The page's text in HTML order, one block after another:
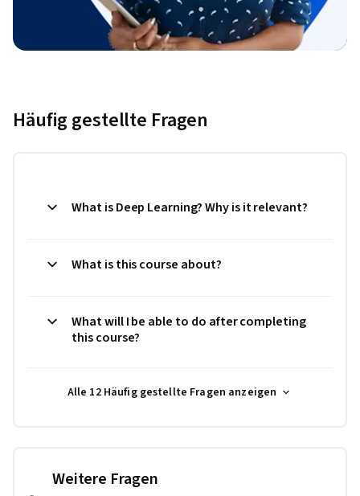
Häufig gestellte Fragen
What is Deep Learning? Why is it relevant?
What is this course about?
What will I be able to do after completing
this course?
Alle 12 Häufig gestellte Fragen anzeigen
Weitere Fragen